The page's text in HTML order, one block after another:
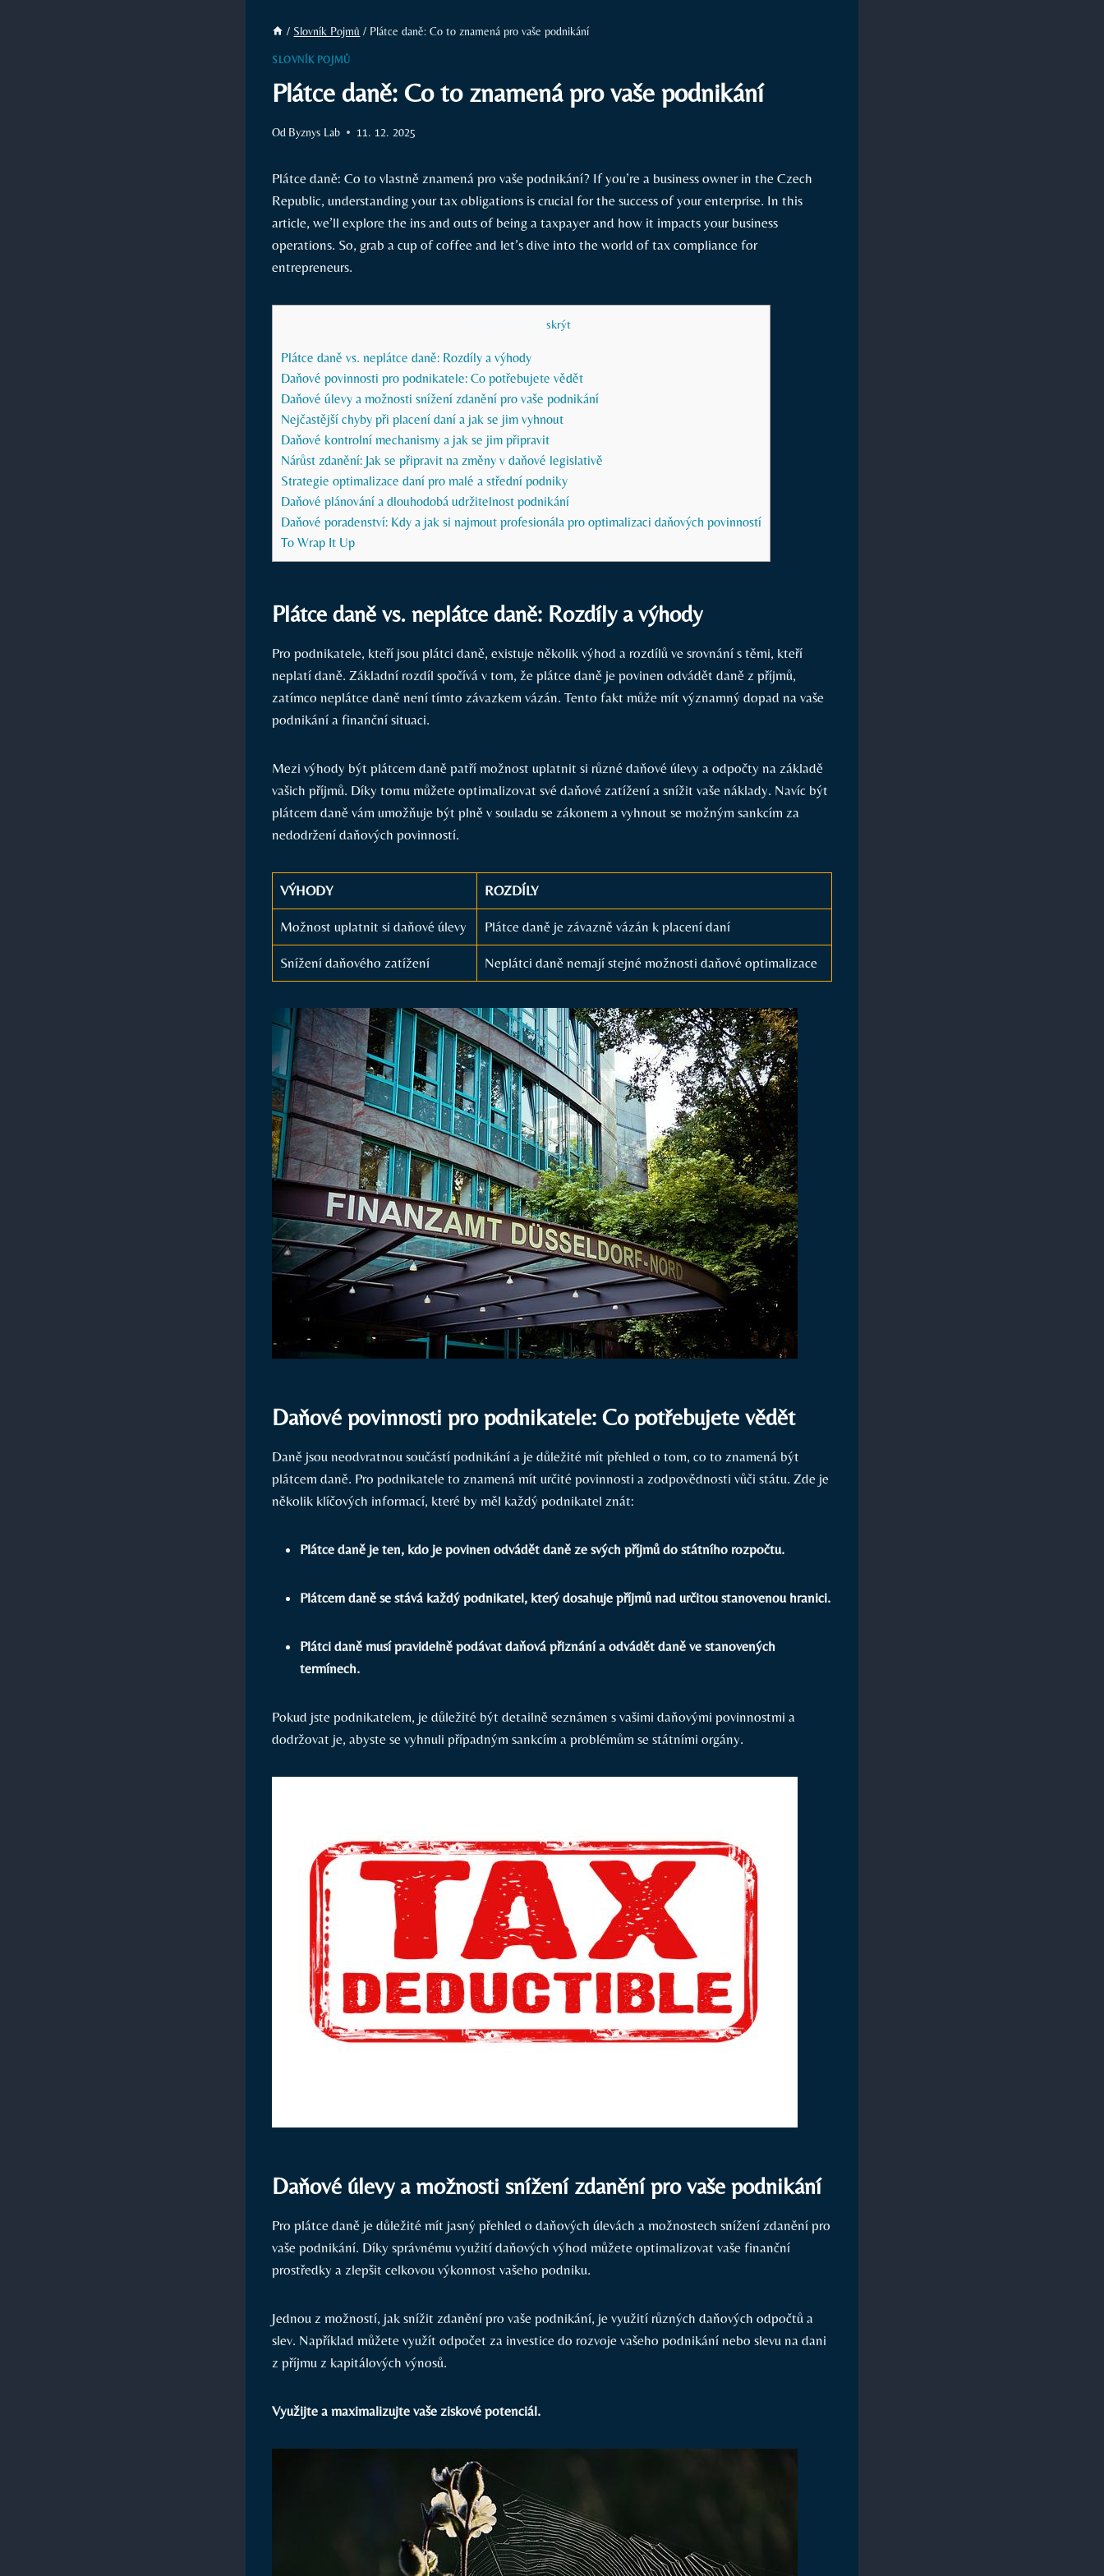
/ Slovník Pojmů / Plátce daně: Co to znamená pro vaše podnikání
SLOVNÍK POJMŮ
Plátce daně: Co to znamená pro vaše podnikání
Od Byznys Lab 11. 12. 2025
Plátce daně: Co to vlastně znamená pro vaše podnikání? If you’re a business owner in the Czech
Republic, understanding your tax obligations is crucial for the success of your enterprise. In this
article, we’ll explore the ins and outs of being a taxpayer and how it impacts your business
operations. So, grab a cup of coffee and let’s dive into the world of tax compliance for
entrepreneurs.
skrýt
Plátce daně vs. neplátce daně: Rozdíly a výhody
Daňové povinnosti pro podnikatele: Co potřebujete vědět
Daňové úlevy a možnosti snížení zdanění pro vaše podnikání
Nejčastější chyby při placení daní a jak se jim vyhnout
Daňové kontrolní mechanismy a jak se jim připravit
Nárůst zdanění: Jak se připravit na změny v daňové legislativě
Strategie optimalizace daní pro malé a střední podniky
Daňové plánování a dlouhodobá udržitelnost podnikání
Daňové poradenství: Kdy a jak si najmout profesionála pro optimalizaci daňových povinností
To Wrap It Up
Plátce daně vs. neplátce daně: Rozdíly a výhody
Pro podnikatele, kteří jsou plátci daně, existuje několik výhod a rozdílů ve srovnání s těmi, kteří
neplatí daně. Základní rozdíl spočívá v tom, že plátce daně je povinen odvádět daně z příjmů,
zatímco neplátce daně není tímto závazkem vázán. Tento fakt může mít významný dopad na vaše
podnikání a finanční situaci.
Mezi výhody být plátcem daně patří možnost uplatnit si různé daňové úlevy a odpočty na základě
vašich příjmů. Díky tomu můžete optimalizovat své daňové zatížení a snížit vaše náklady. Navíc být
plátcem daně vám umožňuje být plně v souladu se zákonem a vyhnout se možným sankcím za
nedodržení daňových povinností.
VÝHODY ROZDÍLY
Možnost uplatnit si daňové úlevy Plátce daně je závazně vázán k placení daní
Snížení daňového zatížení Neplátci daně nemají stejné možnosti daňové optimalizace
Daňové povinnosti pro podnikatele: Co potřebujete vědět
Daně jsou neodvratnou součástí podnikání a je důležité mít přehled o tom, co to znamená být
plátcem daně. Pro podnikatele to znamená mít určité povinnosti a zodpovědnosti vůči státu. Zde je
několik klíčových informací, které by měl každý podnikatel znát:
Plátce daně je ten, kdo je povinen odvádět daně ze svých příjmů do státního rozpočtu.
Plátcem daně se stává každý podnikatel, který dosahuje příjmů nad určitou stanovenou hranici.
Plátci daně musí pravidelně podávat daňová přiznání a odvádět daně ve stanovených
termínech.
Pokud jste podnikatelem, je důležité být detailně seznámen s vašimi daňovými povinnostmi a
dodržovat je, abyste se vyhnuli případným sankcím a problémům se státními orgány.
Daňové úlevy a možnosti snížení zdanění pro vaše podnikání
Pro plátce daně je důležité mít jasný přehled o daňových úlevách a možnostech snížení zdanění pro
vaše podnikání. Díky správnému využití daňových výhod můžete optimalizovat vaše finanční
prostředky a zlepšit celkovou výkonnost vašeho podniku.
Jednou z možností, jak snížit zdanění pro vaše podnikání, je využití různých daňových odpočtů a
slev. Například můžete využít odpočet za investice do rozvoje vašeho podnikání nebo slevu na dani
z příjmu z kapitálových výnosů.
Využijte a maximalizujte vaše ziskové potenciál.